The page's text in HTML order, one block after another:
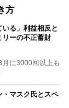
方
いる」利益相反と
リーの不正蓄財
に3000回以上も
・マスク氏とスペ